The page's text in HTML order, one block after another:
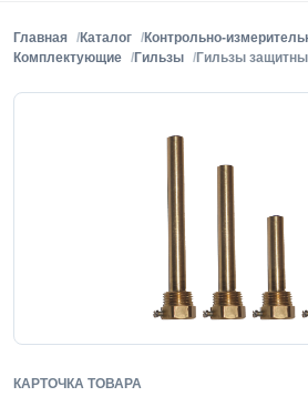
Главная Каталог
Контрольно-
Комплектующие
Гильзы Гильзы
КАРТОЧКА ТОВАРА